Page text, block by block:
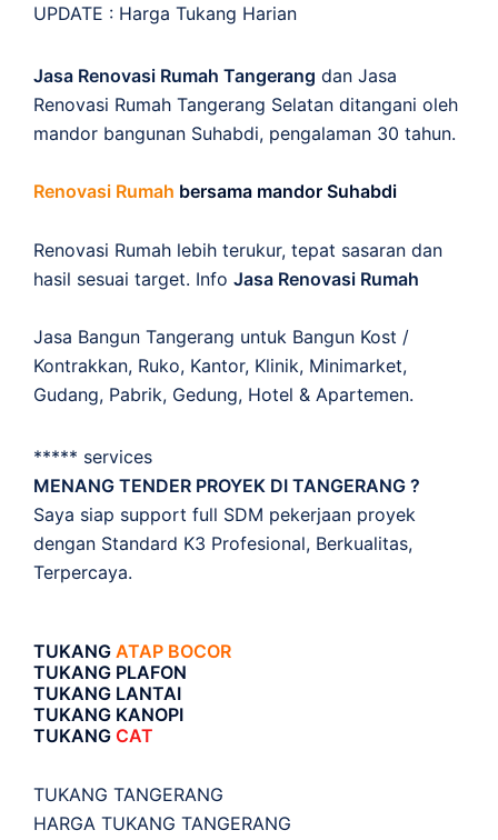
UPDATE : Harga Tukang Harian
Jasa Renovasi Rumah Tangerang dan Jasa
Renovasi Rumah Tangerang Selatan ditangani oleh
mandor bangunan Suhabdi, pengalaman 30 tahun.
Renovasi Rumah bersama mandor Suhabdi
Renovasi Rumah lebih terukur, tepat sasaran dan
hasil sesuai target. Info Jasa Renovasi Rumah
Jasa Bangun Tangerang untuk Bangun Kost /
Kontrakkan, Ruko, Kantor, Klinik, Minimarket,
Gudang, Pabrik, Gedung, Hotel & Apartemen.
***** services
MENANG TENDER PROYEK DI TANGERANG ?
Saya siap support full SDM pekerjaan proyek
dengan Standard K3 Profesional, Berkualitas,
Terpercaya.
TUKANG ATAP BOCOR
TUKANG PLAFON
TUKANG LANTAI
TUKANG KANOPI
TUKANG CAT
TUKANG TANGERANG
HARGA TUKANG TANGERANG